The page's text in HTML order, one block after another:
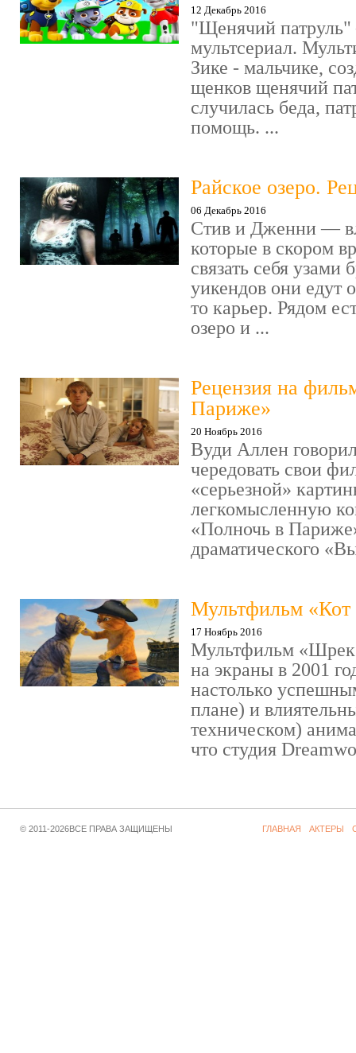
12 Декабрь 2016
"Щенячий патруль"
мультсериал.
Зике - мальчике,
щенков щенячий
случилась беда,
помощь. ...
Райское озеро.
06 Декабрь 2016
Стив и Дженни —
которые в скором
связать себя узами
уикендов они едут
то карьер. Рядом
озеро и ...
Рецензия на
Париже»
20 Ноябрь 2016
Вуди Аллен
чередовать свои
«серьезной»
легкомысленную
«Полночь в
драматического
Мультфильм «Кот
17 Ноябрь 2016
Мультфильм
на экраны в 2001
настолько
плане) и
техническом)
что студия
© 2011-2026ВСЕ ПРАВА ЗАЩИЩЕНЫ ГЛАВНАЯ АКТЕРЫ